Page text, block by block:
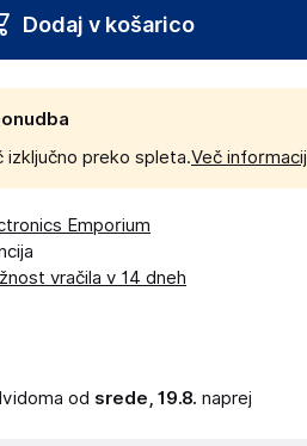
Dodaj v košarico
izključno preko spleta.Več informacij
Emporium
vračila v 14 dneh
od srede, 19.8. naprej